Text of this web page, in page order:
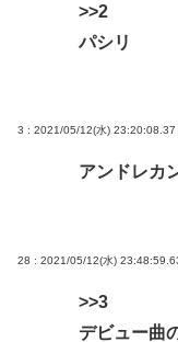
>>2
パシリ
3 : 2021/05/12(水) 23:20:08.37
アンドレカ
28 : 2021/05/12(水)
>>3
デビュー曲